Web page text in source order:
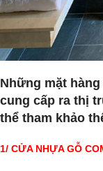
Những mặt hàng
cung cấp ra thị
thể tham khảo
1/ CỬA NHỰA GỖ